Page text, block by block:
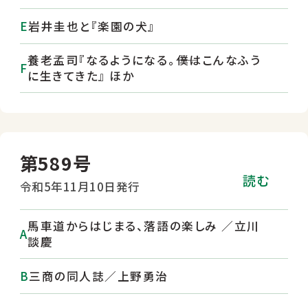
岩井圭也と『楽園の犬』
養老孟司『なるようになる。――僕はこんなふう
に生きてきた』 ほか
第589号
令和5年11月10日発行 読む
馬車道からはじまる、落語の楽しみ ／立川
談慶
三商の同人誌／上野勇治